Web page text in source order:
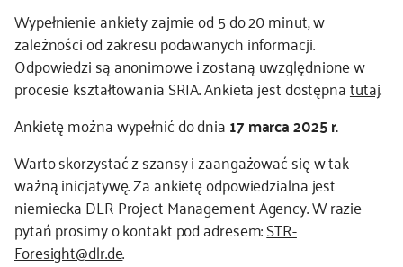
Wypełnienie ankiety zajmie od 5 do 20 minut, w
zależności od zakresu podawanych informacji.
Odpowiedzi są anonimowe i zostaną uwzględnione w
procesie kształtowania SRIA. Ankieta jest dostępnatutaj.
Ankietę można wypełnić do dnia17 marca 2025 r.
Warto skorzystać z szansy i zaangażować się w tak
ważną inicjatywę. Za ankietę odpowiedzialna jest
niemiecka DLR Project Management Agency. W razie
pytań prosimy o kontakt pod adresem:STR-
Foresight@dlr.de.